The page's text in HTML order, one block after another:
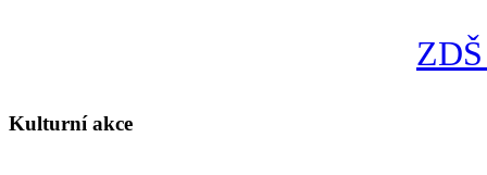
Kulturní akce